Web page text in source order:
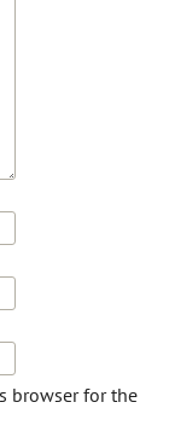
browser for the